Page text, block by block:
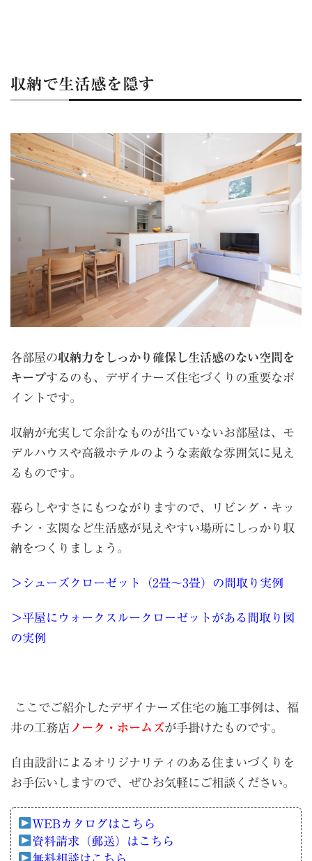
収納で生活感を隠す
各部屋の収納力をしっかり確保し生活感のない空間を
キープするのも、デザイナーズ住宅づくりの重要なポ
イントです。
収納が充実して余計なものが出ていないお部屋は、モ
デルハウスや高級ホテルのような素敵な雰囲気に見え
るものです。
暮らしやすさにもつながりますので、リビング・キッ
チン・玄関など生活感が見えやすい場所にしっかり収
納をつくりましょう。
＞シューズクローゼット（2畳〜3畳）の間取り実例
＞平屋にウォークスルークローゼットがある間取り図
の実例
ここでご紹介したデザイナーズ住宅の施工事例は、福
井の工務店 ノーク・ホームズが手掛けたものです。
自由設計によるオリジナリティのある住まいづくりを
お手伝いしますので、ぜひお気軽にご相談ください。
WEBカタログはこちら
資料請求（郵送）はこちら
無料相談はこちら